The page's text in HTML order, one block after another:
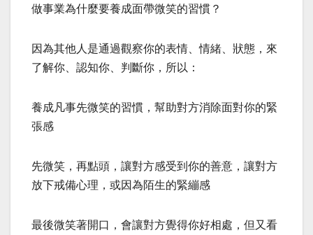
做事業為什麼要養成面帶微笑的習慣？
因為其他人是通過觀察你的表情、情緒、狀態，來
了解你、認知你、判斷你，所以：
養成凡事先微笑的習慣，幫助對方消除面對你的緊
張感
先微笑，再點頭，讓對方感受到你的善意，讓對方
放下戒備心理，或因為陌生的緊繃感
最後微笑著開口，會讓對方覺得你好相處，但又看